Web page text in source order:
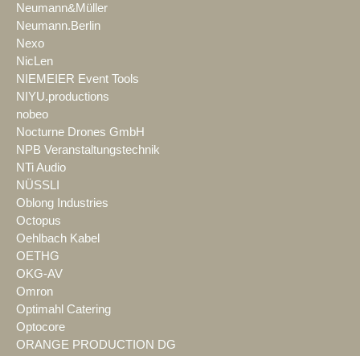
Neumann&Müller
Neumann.Berlin
Nexo
NicLen
NIEMEIER Event Tools
NIYU.productions
nobeo
Nocturne Drones GmbH
NPB Veranstaltungstechnik
NTi Audio
NÜSSLI
Oblong Industries
Octopus
Oehlbach Kabel
OETHG
OKG-AV
Omron
Optimahl Catering
Optocore
ORANGE PRODUCTION DG